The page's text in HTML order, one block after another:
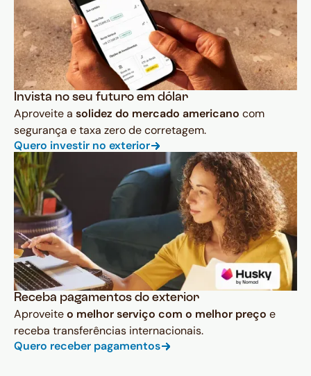
Invista no seu futuro em dólar
Aproveite a solidez do mercado americano com
segurança e taxa zero de corretagem.
Quero investir no exterior
Receba pagamentos do exterior
Aproveiteo melhor serviço com o melhor preço e
receba transferências internacionais.
Quero receber pagamentos